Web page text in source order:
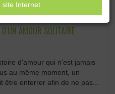
site Internet
D'UN AMOUR SOLITAIRE
d'amour qui n'est jamais
au même moment, un
être enterrer afin de ne pas...